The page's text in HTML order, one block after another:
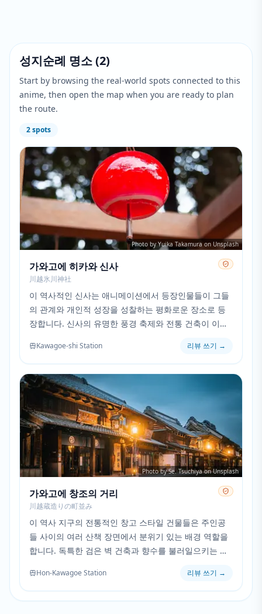
성지순례 명소(2)
Start by browsing the real-world spots connected to this
anime, then open the map when you are ready to plan
the route.
2spots
Photo by Yuika Takamura on Unsplash
가와고에 히카와 신사
川越氷川神社
이 역사적인 신사는 애니메이션에서 등장인물들이 그들
의 관계와 개인적 성장을 성찰하는 평화로운 장소로 등
장합니다. 신사의 유명한 풍경 축제와 전통 건축이 이야
다.
Kawagoe-shi Station 리뷰 쓰기 →
Photo by Se. Tsuchiya on Unsplash
가와고에 창조의 거리
川越蔵造りの町並み
이 역사 지구의 전통적인 창고 스타일 건물들은 주인공
들 사이의 여러 산책 장면에서 분위기 있는 배경 역할을
합니다. 독특한 검은 벽 건축과 향수를 불러일으키는 거
하게 보완합니다.
Hon-Kawagoe Station 리뷰 쓰기 →